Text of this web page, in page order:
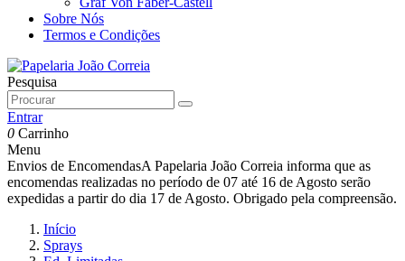
Sobre Nós
Termos e Condições
Pesquisa
Entrar
0 Carrinho
Menu
Envios de EncomendasA Papelaria João Correia informa que as
encomendas realizadas no período de 07 até 16 de Agosto serão
expedidas a partir do dia 17 de Agosto. Obrigado pela compreensão.
Início
Sprays